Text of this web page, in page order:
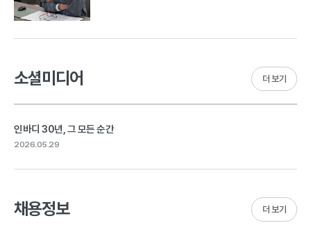
소셜미디어
인바디 30년, 그 모든 순간
2026.05.29
더 보기
채용정보 더 보기